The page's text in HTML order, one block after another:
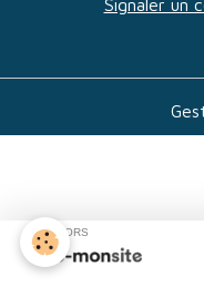
Signaler un
SPONSORS